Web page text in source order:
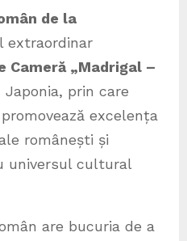
de la
extraordinar
Cameră „Madrigal –
Japonia, prin care
excelența
românești și
universul cultural
are bucuria de a